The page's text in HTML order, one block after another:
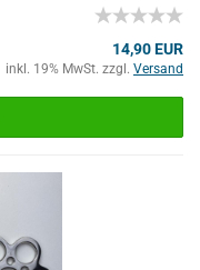
14,90 EUR
inkl. 19% MwSt. zzgl. Versand